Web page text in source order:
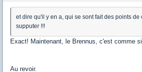
et dire qu'il y en a, qui se sont fait des points de
supputer !!!
Exact! Maintenant, le Brennus, c'est comme
Au revoir.